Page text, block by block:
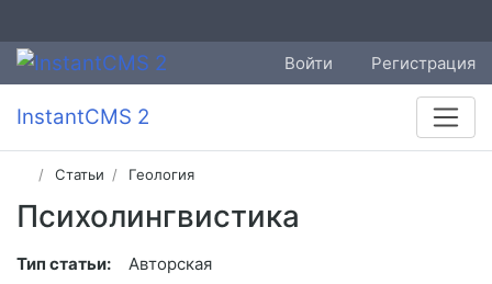
Войти Регистрация
InstantCMS 2
Статьи Геология
Психолингвистика
Тип статьи: Авторская